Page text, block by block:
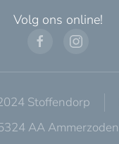
Volg ons online!
Stoffendorp
AA Ammerzoden